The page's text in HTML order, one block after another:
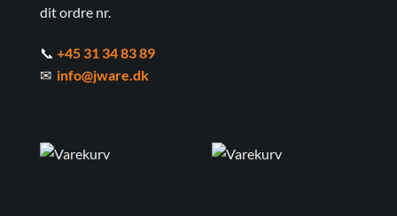
dit ordre nr.
📞 +45 31 34 83 89
✉ info@jware.dk